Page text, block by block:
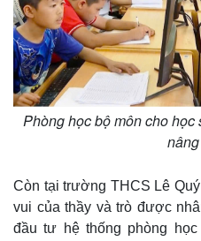
Phòng học bộ môn cho
Còn tại trường THCS Lê
vui của thầy và trò được
đầu tư hệ thống phòng